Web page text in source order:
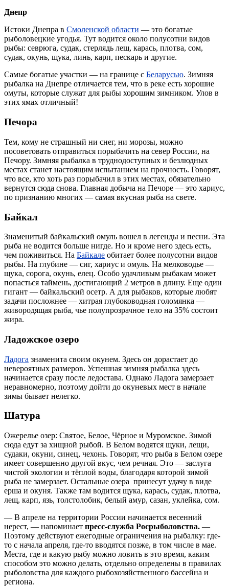
Днепр
Истоки Днепра в Смоленской области — это богатые
рыболовецкие угодья. Тут водится около полусотни видов
рыбы: севрюга, судак, стерлядь лещ, карась, плотва, сом,
судак, окунь, щука, линь, карп, пескарь и другие.
Самые богатые участки — на границе с Беларусью. Зимняя
рыбалка на Днепре отличается тем, что в реке есть хорошие
омуты, которые служат для рыбы хорошим зимником. Улов в
этих ямах отличный!
Печора
Тем, кому не страшный ни снег, ни морозы, можно
посоветовать отправиться порыбачить на север России, на
Печору. Зимняя рыбалка в труднодоступных и безлюдных
местах станет настоящим испытанием на прочность. Говорят,
что все, кто хоть раз порыбачил в этих местах, обязательно
вернутся сюда снова. Главная добыча на Печоре — это хариус,
по признанию многих — самая вкусная рыба на свете.
Байкал
Знаменитый байкальский омуль вошел в легенды и песни. Эта
рыба не водится больше нигде. Но и кроме него здесь есть,
чем поживиться. На Байкале обитает более полусотни видов
рыбы. На глубине — сиг, хариус и омуль. На мелководье —
щука, сорога, окунь, елец. Особо удачливым рыбакам может
попасться таймень, достигающий 2 метров в длину. Еще один
гигант — байкальский осетр. А для рыбаков, которые любят
задачи посложнее — хитрая глубоководная голомянка —
живородящая рыба, чье полупрозрачное тело на 35% состоит
жира.
Ладожское озеро
Ладога знаменита своим окунем. Здесь он дорастает до
невероятных размеров. Успешная зимняя рыбалка здесь
начинается сразу после ледостава. Однако Ладога замерзает
неравномерно, поэтому дойти до окуневых мест в начале
зимы бывает нелегко.
Шатура
Ожерелье озер: Святое, Белое, Чёрное и Муромское. Зимой
сюда едут за хищной рыбой. В Белом водятся щуки, лещи,
судаки, окуни, синец, чехонь. Говорят, что рыба в Белом озере
имеет совершенно другой вкус, чем речная. Это — заслуга
чистой экологии и тёплой воды, благодаря которой зимой
рыба не замерзает. Остальные озера принесут удачу в виде
ерша и окуня. Также там водится щука, карась, судак, плотва,
лещ, карп, язь, толстолобик, белый амур, сазан, уклейка, сом.
— В апреле на территории России начинается весенний
нерест, — напоминает пресс-служба Росрыболовства. —
Поэтому действуют ежегодные ограничения на рыбалку: где-
то с начала апреля, где-то вводятся позже, в том числе в мае.
Места, где и какую рыбу можно ловить в это время, каким
способом это можно делать, отдельно определены в правилах
рыболовства для каждого рыбохозяйственного бассейна и
региона.